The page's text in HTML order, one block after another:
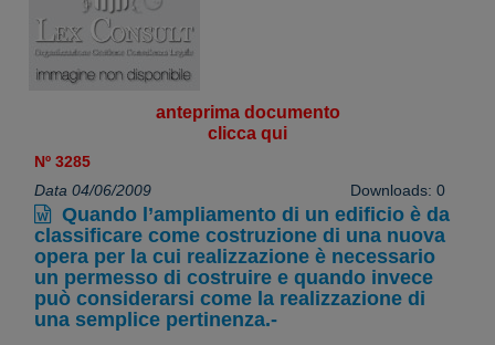
anteprima documento
clicca qui
Nº 3285
Data 04/06/2009
Downloads: 0
Quando l’ampliamento di un edificio è da
classificare come costruzione di una nuova
opera per la cui realizzazione è necessario
un permesso di costruire e quando invece
può considerarsi come la realizzazione di
una semplice pertinenza.-